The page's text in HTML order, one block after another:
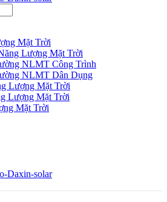
Mặt Trời
Lượng Mặt Trời
NLMT Công Trình
NLMT Dân Dụng
Lượng Mặt Trời
Lượng Mặt Trời
Mặt Trời